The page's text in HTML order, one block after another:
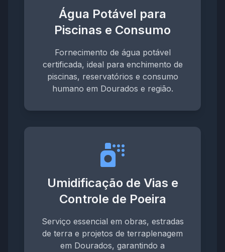
Água Potável para
Piscinas e Consumo
Fornecimento de água potável
certificada, ideal para enchimento de
piscinas, reservatórios e consumo
humano em Dourados e região.
Umidificação de Vias e
Controle de Poeira
Serviço essencial em obras, estradas
de terra e projetos de terraplenagem
em Dourados, garantindo a